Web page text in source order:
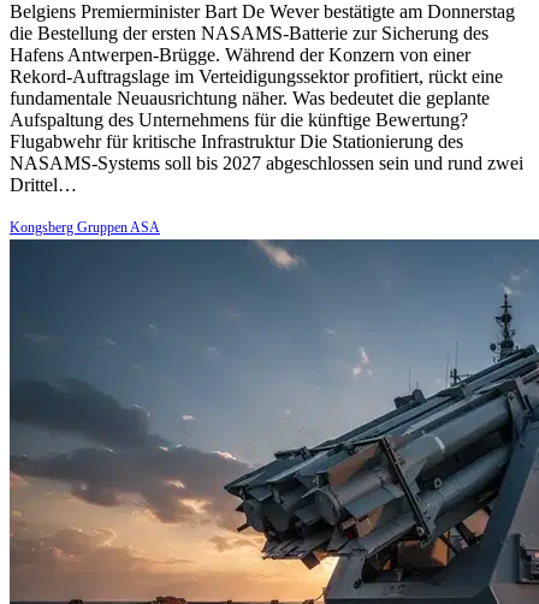
Belgiens Premierminister Bart De Wever bestätigte am Donnerstag
die Bestellung der ersten NASAMS-Batterie zur Sicherung des
Hafens Antwerpen-Brügge. Während der Konzern von einer
Rekord-Auftragslage im Verteidigungssektor profitiert, rückt eine
fundamentale Neuausrichtung näher. Was bedeutet die geplante
Aufspaltung des Unternehmens für die künftige Bewertung?
Flugabwehr für kritische Infrastruktur Die Stationierung des
NASAMS-Systems soll bis 2027 abgeschlossen sein und rund zwei
Drittel…
Kongsberg Gruppen ASA